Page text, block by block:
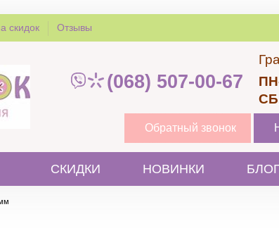
скидок Отзывы
(068) 507-00-67
Обратный звонок
СКИДКИ НОВИНКИ